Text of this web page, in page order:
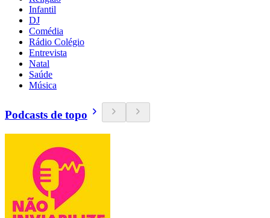
Infantil
DJ
Comédia
Rádio Colégio
Entrevista
Natal
Saúde
Música
Podcasts de topo